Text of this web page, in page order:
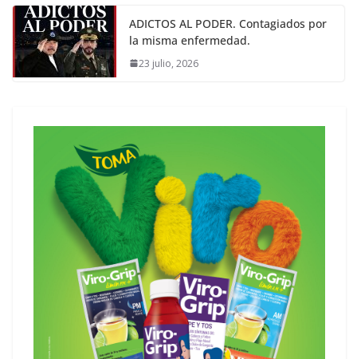
ADICTOS AL PODER. Contagiados por
la misma enfermedad.
23 julio, 2026